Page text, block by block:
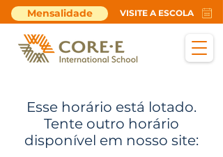
Mensalidade VISITE A ESCOLA
Esse horário está lotado.
Tente outro horário
disponível em nosso site: